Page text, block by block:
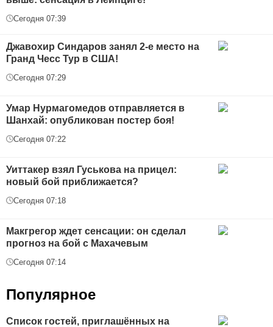
Сегодня 07:39
Джавохир Синдаров занял 2-е место на
Гранд Чесс Тур в США!
Сегодня 07:29
Умар Нурмагомедов отправляется в
Шанхай: опубликован постер боя!
Сегодня 07:22
Уиттакер взял Гуськова на прицел:
новый бой приближается?
Сегодня 07:18
Макгрегор ждет сенсации: он сделал
прогноз на бой с Махачевым
Сегодня 07:14
Популярное
Список гостей, приглашённых на